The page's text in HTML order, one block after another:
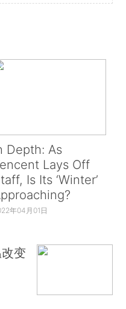
Depth: As
Lays Off
Is Its ‘Winter’
年04月01日
变